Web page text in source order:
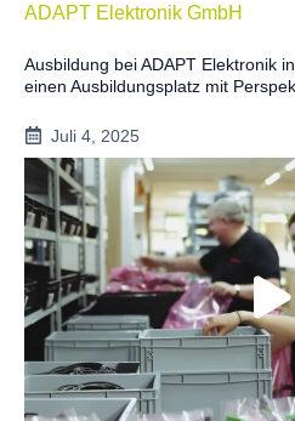
ADAPT Elektronik GmbH
Ausbildung bei ADAPT Elektronik
einen Ausbildungsplatz mit
Juli 4, 2025